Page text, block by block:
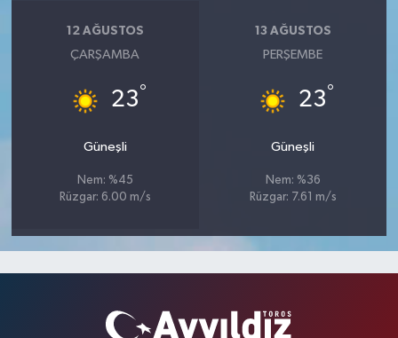
12 AĞUSTOS
ÇARŞAMBA
23°
Güneşli
Nem: %45
Rüzgar: 6.00 m/s
13 AĞUSTOS
PERŞEMBE
23°
Güneşli
Nem: %36
Rüzgar: 7.61 m/s